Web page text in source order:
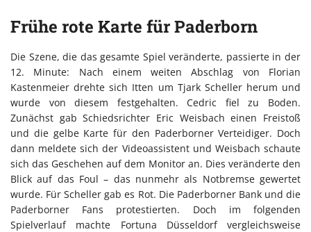
Frühe rote Karte für Paderborn
Die Szene, die das gesamte Spiel veränderte, passierte in der
12. Minute: Nach einem weiten Abschlag von Florian
Kastenmeier drehte sich Itten um Tjark Scheller herum und
wurde von diesem festgehalten. Cedric fiel zu Boden.
Zunächst gab Schiedsrichter Eric Weisbach einen Freistoß
und die gelbe Karte für den Paderborner Verteidiger. Doch
dann meldete sich der Videoassistent und Weisbach schaute
sich das Geschehen auf dem Monitor an. Dies veränderte den
Blick auf das Foul – das nunmehr als Notbremse gewertet
wurde. Für Scheller gab es Rot. Die Paderborner Bank und die
Paderborner Fans protestierten. Doch im folgenden
Spielverlauf machte Fortuna Düsseldorf vergleichsweise